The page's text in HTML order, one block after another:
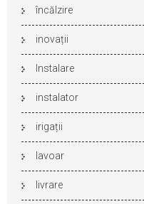
încălzire
inovații
Instalare
instalator
irigații
lavoar
livrare